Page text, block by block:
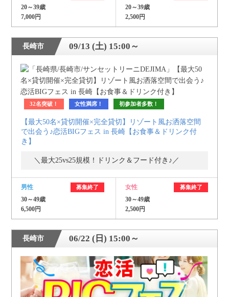
20～39歳
7,000円
20～39歳
2,500円
長崎市 09/13 (土) 15:00～
32名突破！ 女性満席！ 初参加者多数！
【最大50名×貸切開催×完全貸切】リゾート風お洒落空間
で出会う♪恋活BIGフェス in 長崎【お食事＆ドリンク付
き】
＼最大25vs25規模！ドリンク＆フード付き♪／
男性 募集終了
30～49歳
6,500円
女性 募集終了
30～49歳
2,500円
長崎市 06/22 (日) 15:00～